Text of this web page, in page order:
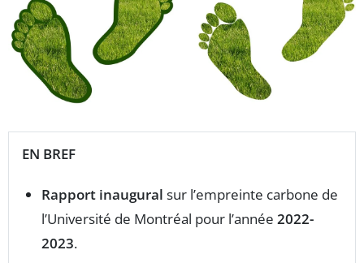
EN BREF
Rapport inaugural sur l’empreinte carbone de
l’Université de Montréal pour l’année 2022-
2023.